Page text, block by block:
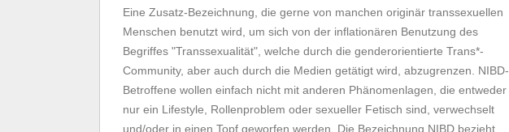
Eine Zusatz-Bezeichnung, die gerne von manchen originär transsexuellen
Menschen benutzt wird, um sich von der inflationären Benutzung des
Begriffes "Transsexualität", welche durch die genderorientierte Trans*-
Community, aber auch durch die Medien getätigt wird, abzugrenzen. NIBD-
Betroffene wollen einfach nicht mit anderen Phänomenlagen, die entweder
nur ein Lifestyle, Rollenproblem oder sexueller Fetisch sind, verwechselt
und/oder in einen Topf geworfen werden. Die Bezeichnung NIBD bezieht